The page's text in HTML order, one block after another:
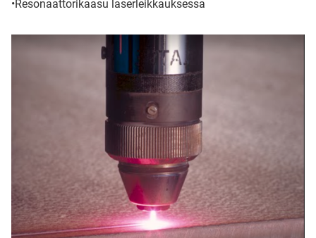
•Resonaattorikaasu laserleikkauksessa